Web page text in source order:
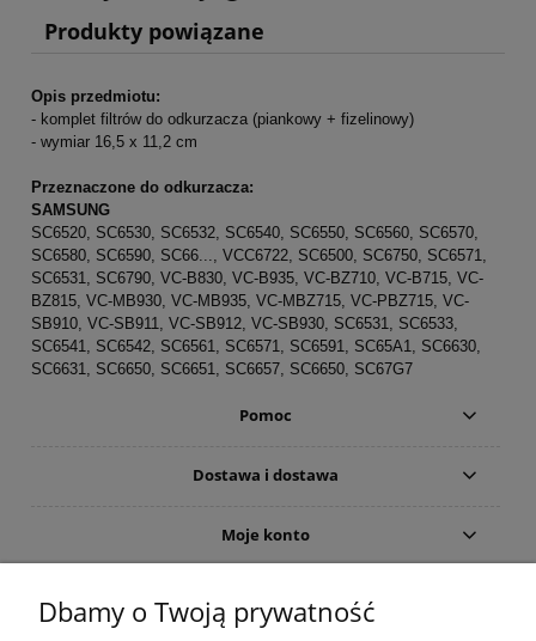
Produkty powiązane
Opis przedmiotu:
- komplet filtrów do odkurzacza (piankowy + fizelinowy)
- wymiar 16,5 x 11,2 cm
Przeznaczone do odkurzacza:
SAMSUNG
SC6520, SC6530, SC6532, SC6540, SC6550, SC6560, SC6570,
SC6580, SC6590, SC66..., VCC6722, SC6500, SC6750, SC6571,
SC6531, SC6790, VC-B830, VC-B935, VC-BZ710, VC-B715, VC-
BZ815, VC-MB930, VC-MB935, VC-MBZ715, VC-PBZ715, VC-
SB910, VC-SB911, VC-SB912, VC-SB930, SC6531, SC6533,
SC6541, SC6542, SC6561, SC6571, SC6591, SC65A1, SC6630,
SC6631, SC6650, SC6651, SC6657, SC6650, SC67G7
Pomoc
Dostawa i dostawa
Moje konto
Dbamy o Twoją prywatność